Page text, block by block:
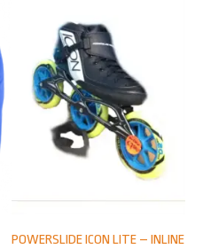
POWERSLIDE ICON LITE – INLINE